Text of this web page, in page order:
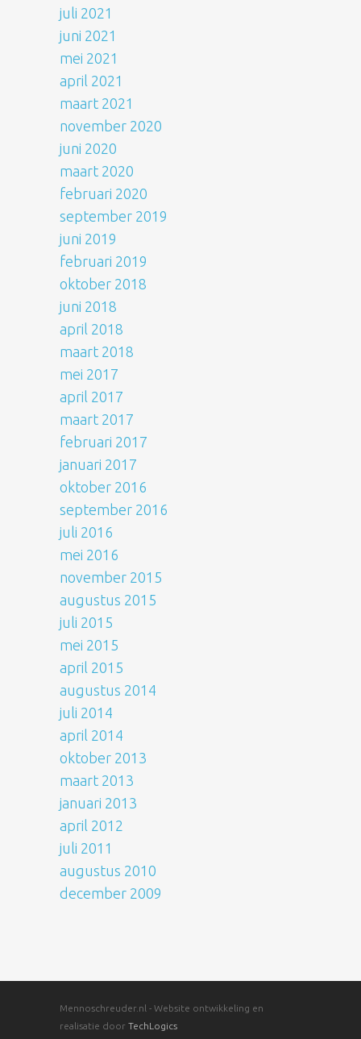
juli 2021
juni 2021
mei 2021
april 2021
maart 2021
november 2020
juni 2020
maart 2020
februari 2020
september 2019
juni 2019
februari 2019
oktober 2018
juni 2018
april 2018
maart 2018
mei 2017
april 2017
maart 2017
februari 2017
januari 2017
oktober 2016
september 2016
juli 2016
mei 2016
november 2015
augustus 2015
juli 2015
mei 2015
april 2015
augustus 2014
juli 2014
april 2014
oktober 2013
maart 2013
januari 2013
april 2012
juli 2011
augustus 2010
december 2009
Mennoschreuder.nl - Website ontwikkeling en
realisatie door TechLogics